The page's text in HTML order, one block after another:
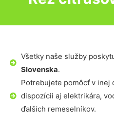
Všetky naše služby
Slovenska.
Potrebujete pomôcť v inej
dispozícii aj elektrikára,
ďalších remeselníkov.